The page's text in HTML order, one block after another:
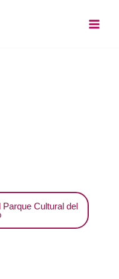
Cultural del